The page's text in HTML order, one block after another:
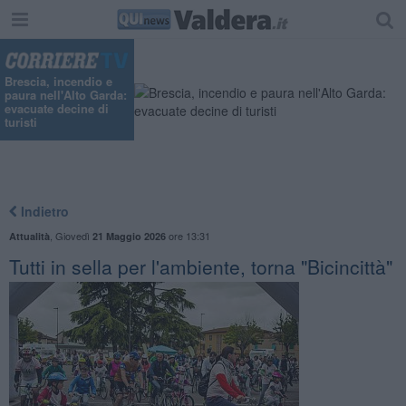
Brescia, incendio e
paura nell'Alto Garda:
evacuate decine di
turisti
Indietro
Attualità Giovedì 21 Maggio 2026ore 13:31
Tutti in sella per l'ambiente, torna "Bicincittà"